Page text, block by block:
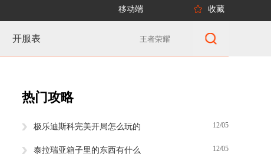
移动端 收藏
开服表
热门攻略
极乐迪斯科完美开局怎么玩的 12/05
泰拉瑞亚箱子里的东西有什么 12/05